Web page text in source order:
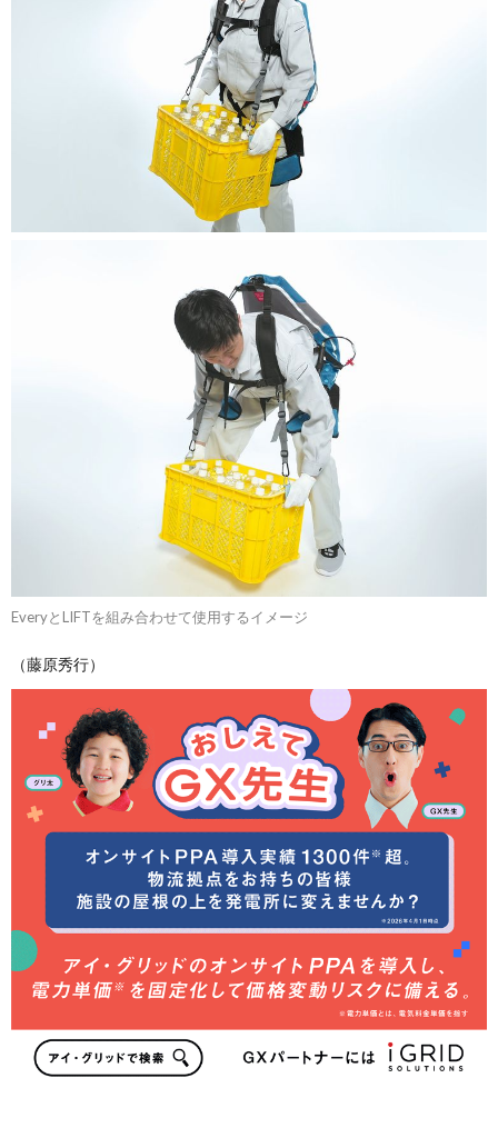
EveryとLIFTを組み合わせて使用するイメージ
（藤原秀行）